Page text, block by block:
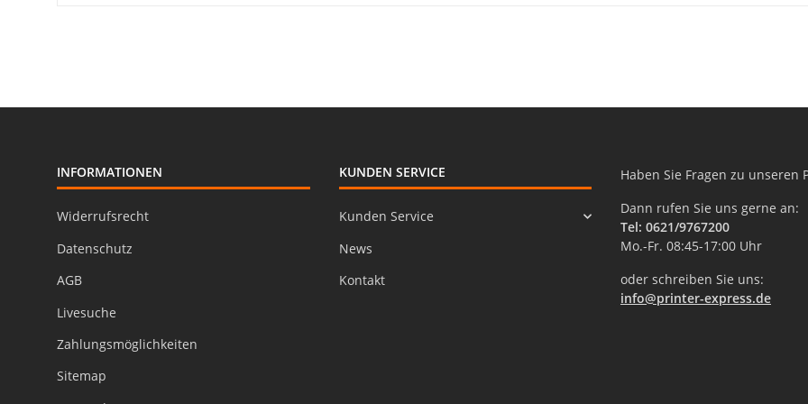
INFORMATIONEN
Widerrufsrecht
Datenschutz
AGB
Livesuche
Zahlungsmöglichkeiten
Sitemap
KUNDEN SERVICE
Kunden Service
News
Kontakt
Haben Sie Fragen zu unseren
Dann rufen Sie uns gerne an:
Tel: 0621/9767200
Mo.-Fr. 08:45-17:00 Uhr
oder schreiben Sie uns:
info@printer-express.de